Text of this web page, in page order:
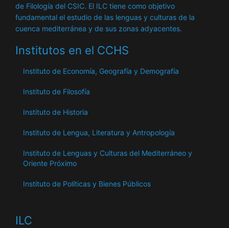
de Filología del CSIC. El ILC tiene como objetivo
fundamental el estudio de las lenguas y culturas de la
cuenca mediterránea y de sus zonas adyacentes.
Institutos en el CCHS
Instituto de Economía, Geografía y Demografía
Instituto de Filosofía
Instituto de Historia
Instituto de Lengua, Literatura y Antropología
Instituto de Lenguas y Culturas del Mediterráneo y
Oriente Próximo
Instituto de Políticas y Bienes Públicos
ILC